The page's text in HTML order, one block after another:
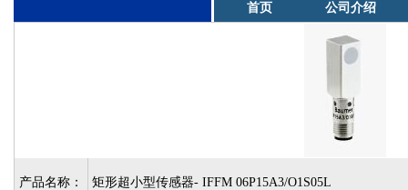
首页 公司介绍
产品名称： 矩形超小型传感器- IFFM 06P15A3/O1S05L